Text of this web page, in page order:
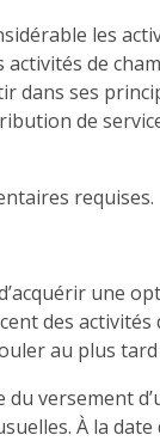
les
de
dans ses
de
requises.
une
des activités
au plus tard
versement
À la date